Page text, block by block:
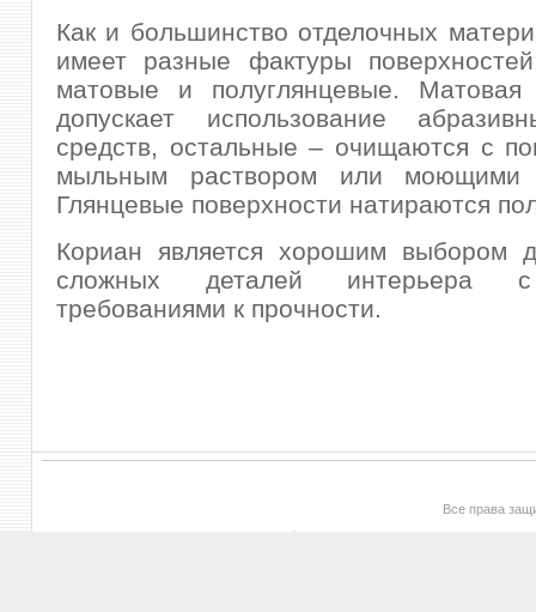
Как и большинство отделочных
имеет разные фактуры
матовые и полуглянцевые. Матовая
допускает использование
средств, остальные – очищаются с
мыльным раствором или моющими
Глянцевые поверхности натираются
Кориан является хорошим выбором
сложных деталей интерьера
требованиями к прочности.
Все права